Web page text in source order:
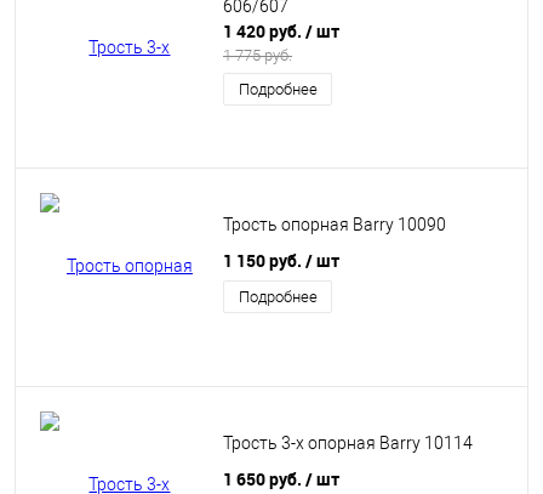
606/607
1 420 руб. / шт
1 775 руб.
Подробнее
Трость опорная Barry 10090
1 150 руб. / шт
Подробнее
Трость 3-х опорная Barry 10114
1 650 руб. / шт